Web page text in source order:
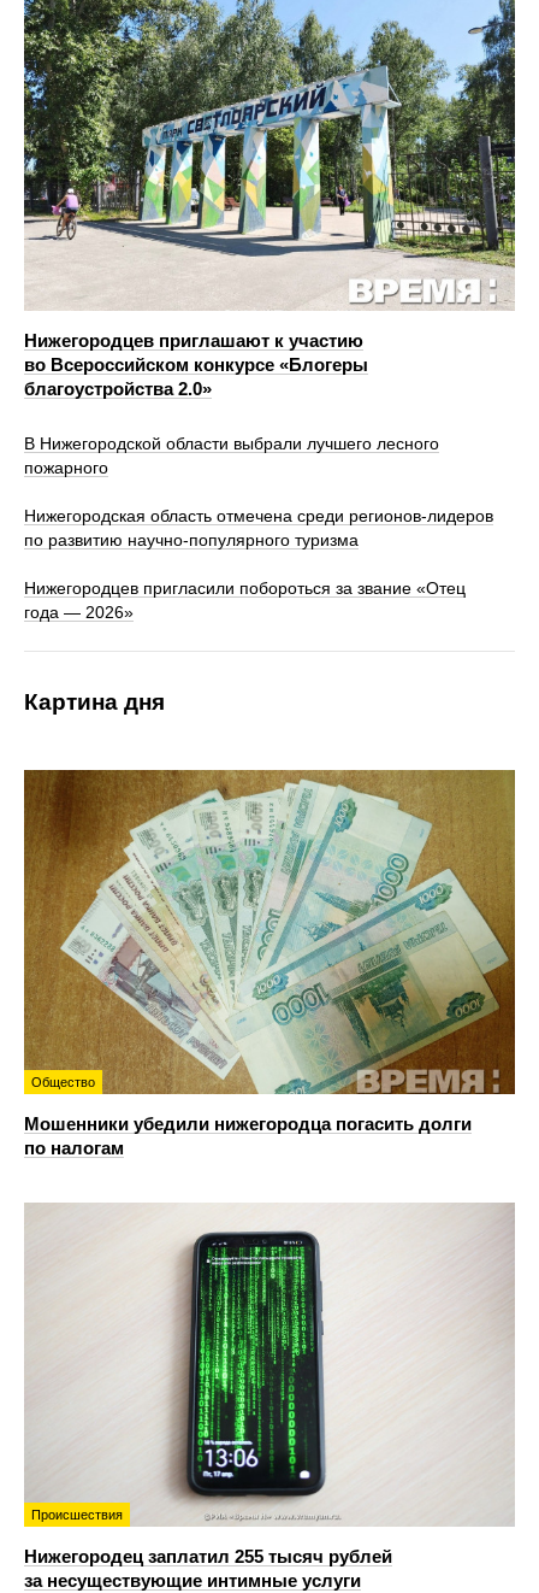
Нижегородцев приглашают к участию
во Всероссийском конкурсе «Блогеры
благоустройства 2.0»
В Нижегородской области выбрали лучшего лесного
пожарного
Нижегородская область отмечена среди регионов-лидеров
по развитию научно-популярного туризма
Нижегородцев пригласили побороться за звание «Отец
года — 2026»
Картина дня
Общество
Мошенники убедили нижегородца погасить долги
по налогам
Происшествия
Нижегородец заплатил 255 тысяч рублей
за несуществующие интимные услуги